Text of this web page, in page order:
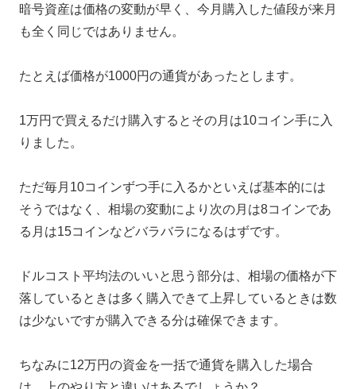
暗号資産は価格の変動が早く、今月購入した値段が来月
も全く同じではありません。
たとえば価格が1000円の通貨があったとします。
1万円で買えるだけ購入するとその月は10コイン手に入
りました。
ただ毎月10コインずつ手に入るかといえば基本的には
そうではなく、相場の変動により次の月は8コインであ
る月は15コインなどバラバラになるはずです。
ドルコスト平均法のいいと思う部分は、相場の価格が下
落しているときは多く購入できて上昇しているときは数
は少ないですが購入できる分は確保できます。
ちなみに12万円の資金を一括で通貨を購入した場合